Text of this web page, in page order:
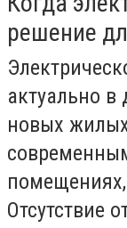
решение
актуально в
новых
Отсутствие